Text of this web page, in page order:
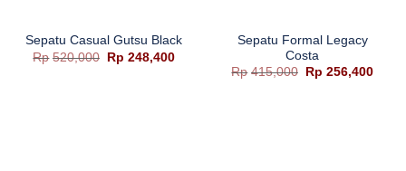
Sepatu Casual Gutsu Black
Rp 520,000
Harga
aslinya
Rp 248,400Harga
Sepatu Formal Legacy
Costa
Rp 415,000
Harga
aslinya
Rp 256,400